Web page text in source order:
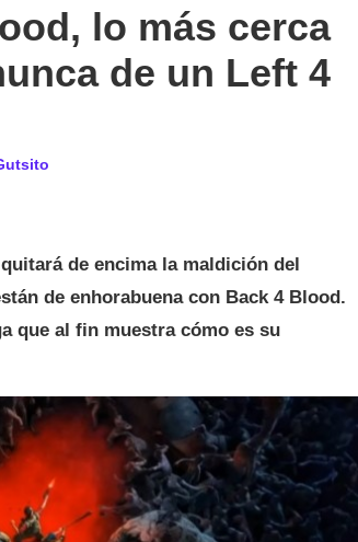
lo más cerca
de un Left 4
de encima la maldición del
de enhorabuena con Back 4 Blood.
que al fin muestra cómo es su